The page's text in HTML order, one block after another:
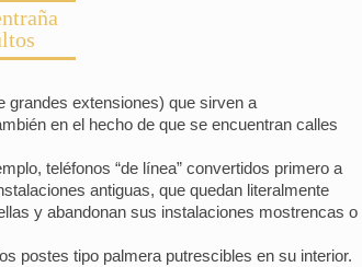
grandes extensiones) que sirven a
en el hecho de que se encuentran calles
teléfonos “de línea” convertidos primero a
antiguas, que quedan literalmente
y abandonan sus instalaciones mostrencas o
postes tipo palmera putrescibles en su interior.